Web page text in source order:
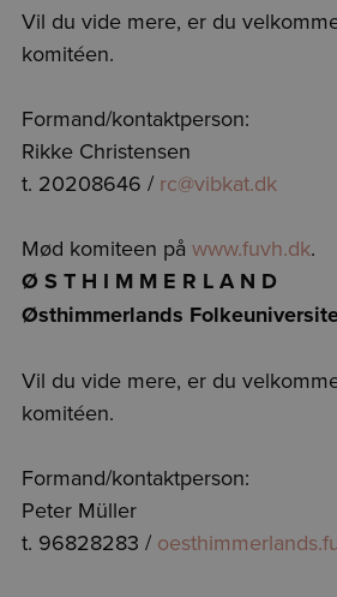
Vil du vide mere, er du
komitéen.
Formand/kontaktperson:
Rikke Christensen
t. 20208646 / rc@vibkat.dk
Mød komiteen på www.fuvh.dk.
Ø S T H I M M E R L A N D
Østhimmerlands
Vil du vide mere, er du
komitéen.
Formand/kontaktperson:
Peter Müller
t. 96828283 /